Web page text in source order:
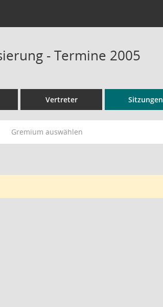
- Termine 2005
Vertreter Sitzungen
Gremium auswählen